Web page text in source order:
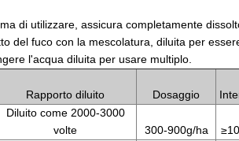
di utilizzare, assicura completamente
del fuco con la mescolatura, diluita per
l'acqua diluita per usare multiplo.
Rapporto diluito Dosaggio
Diluito come 2000-3000
volte
300-900g/ha